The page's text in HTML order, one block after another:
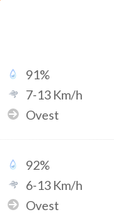
91%
7-13 Km/h
Ovest
92%
6-13 Km/h
Ovest